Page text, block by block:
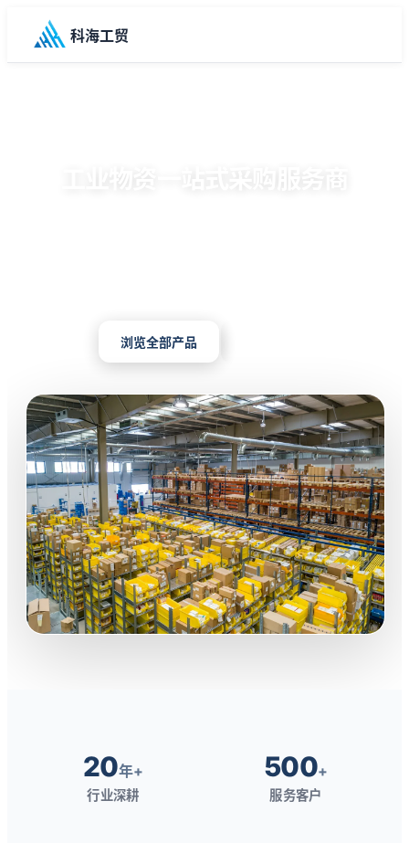
科海工贸
浏览全部产品
20年+
行业深耕
500+
服务客户